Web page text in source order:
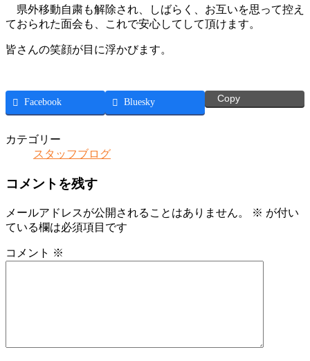
県外移動自粛も解除され、しばらく、お互いを思って控え
ておられた面会も、これで安心してして頂けます。
皆さんの笑顔が目に浮かびます。
Facebook Bluesky Copy
カテゴリー
スタッフブログ
コメントを残す
メールアドレスが公開されることはありません。 ※ が付い
ている欄は必須項目です
コメント ※